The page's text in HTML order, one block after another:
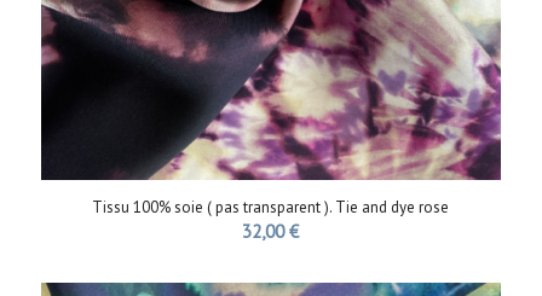
Tissu 100% soie ( pas transparent ). Tie and dye rose
32,00€